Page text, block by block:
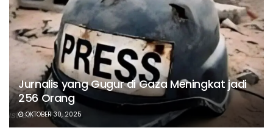
Jurnalis yang Gugur di Gaza Meningkat jadi
256 Orang
OKTOBER 30, 2025